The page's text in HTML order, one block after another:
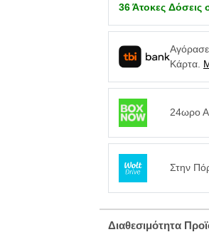
36 Άτοκες Δόσεις
Κάρτα.
24ωρο
Στην
Διαθεσιμότητα